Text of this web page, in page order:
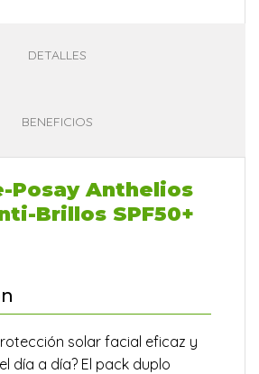
DETALLES
BENEFICIOS
Posay Anthelios
Brillos SPF50+
solar facial eficaz y
día a día? El pack duplo